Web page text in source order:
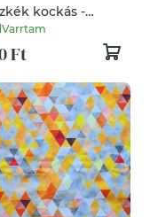
kockás -
gyöngyvászon
Ft